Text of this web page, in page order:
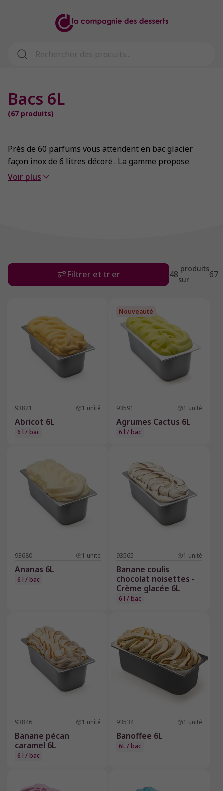
Bacs 6L
(67 produits)
Près de 60 parfums vous attendent en bac glacier
façon inox de 6 litres décoré . La gamme propose
d’abord des saveurs pures, simples, ce qui n’empêche
Voir plus
Filtrer et trier 48 produits
sur
67
93821 1 unité
Abricot 6L
6 l / bac
Nouveauté
93591 1 unité
Agrumes Cactus 6L
6 l / bac
93680 1 unité
Ananas 6L
6 l / bac
93565 1 unité
Banane coulis
chocolat noisettes -
Crème glacée 6L
6 l / bac
93846 1 unité
Banane pécan
caramel 6L
6 l / bac
93534 1 unité
Banoffee 6L
6L / bac